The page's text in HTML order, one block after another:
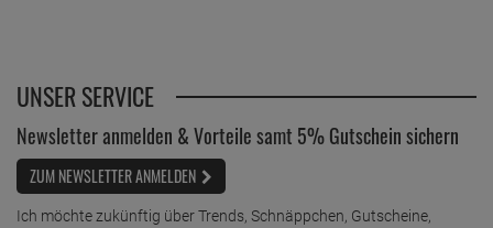
UNSER SERVICE
Newsletter anmelden & Vorteile samt 5% Gutschein sichern
ZUM NEWSLETTER ANMELDEN
Ich möchte zukünftig über Trends, Schnäppchen, Gutscheine,